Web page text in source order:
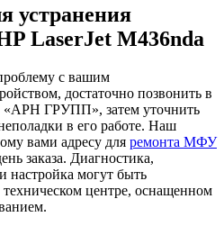
устранения
LaserJet M436nda
с вашим
достаточно позвонить в
ГРУПП», затем уточнить
в его работе. Наш
вами адресу для ремонта МФУ
заказа. Диагностика,
настройка могут быть
центре, оснащенном